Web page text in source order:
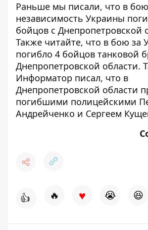
Раньше мы писали, что в
независимость Украины
бойцов с Днепропетровской
Также читайте, что в бою за
погибло 4 бойцов танковой
Днепропетровской области.
Информатор писал, что в
Днепропетровской области
погибшими полицейскими
Андрейченко и Сергеем
👍 🔥 ♥ 😭 😆